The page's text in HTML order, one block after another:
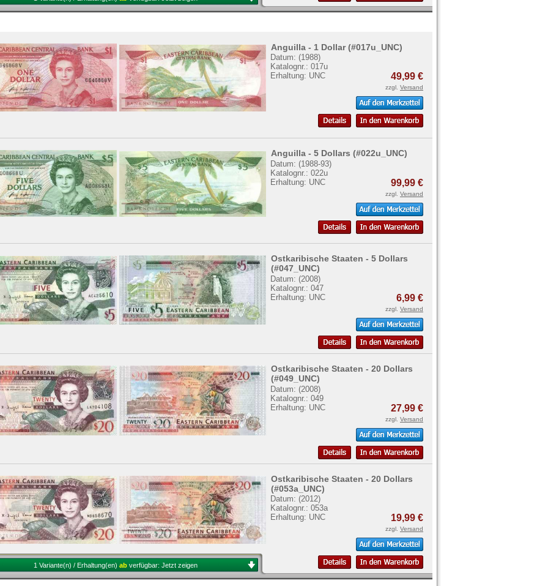
Anguilla - 1 Dollar (#017u_UNC)
Datum: (1988)
Katalognr.: 017u
Erhaltung: UNC
49,99 €
zzgl. Versand
Anguilla - 5 Dollars (#022u_UNC)
Datum: (1988-93)
Katalognr.: 022u
Erhaltung: UNC
99,99 €
zzgl. Versand
Ostkaribische Staaten - 5 Dollars
(#047_UNC)
Datum: (2008)
Katalognr.: 047
Erhaltung: UNC
6,99 €
zzgl. Versand
Ostkaribische Staaten - 20 Dollars
(#049_UNC)
Datum: (2008)
Katalognr.: 049
Erhaltung: UNC
27,99 €
zzgl. Versand
Ostkaribische Staaten - 20 Dollars
(#053a_UNC)
Datum: (2012)
Katalognr.: 053a
Erhaltung: UNC
19,99 €
zzgl. Versand
1 Variante(n) / Erhaltung(en) ab verfügbar: Jetzt zeigen